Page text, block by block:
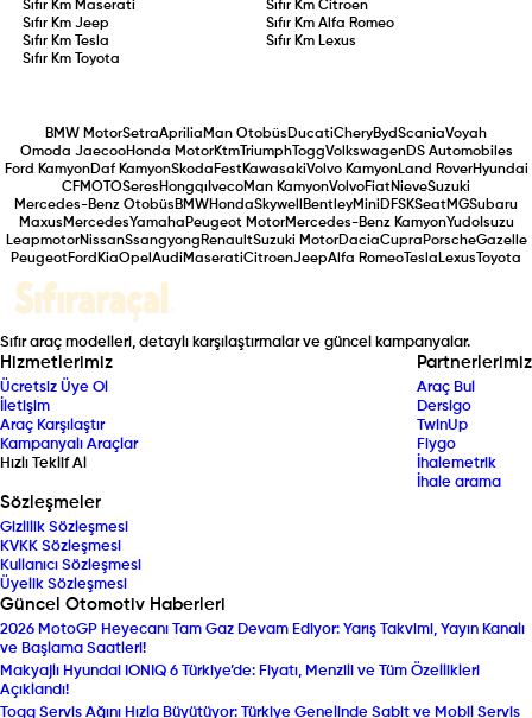
Sıfır Km Maserati Sıfır Km Citroen
Sıfır KmJeep Sıfır Km Alfa Romeo
Sıfır Km
Tesla Sıfır Km Lexus
Sıfır Km
Toyota
BMW MotorSetraAprilia Man Otobüs DucatiCheryBydScaniaVoyah
Omoda JaecooHonda MotorKtmTriumphToggVolkswagenDS Automobiles
Ford KamyonDaf KamyonSkoda FestKawasakiVolvo KamyonLand RoverHyundai
CFMOTOSeres Hongqı IvecoMan KamyonVolvoFiatNieveSuzuki
Mercedes-Benz Otobüs BMWHondaSkywell BentleyMini DFSKSeatMGSubaru
Maxus MercedesYamaha Peugeot MotorMercedes-Benz KamyonYudoIsuzu
LeapmotorNissanSsangyong RenaultSuzuki MotorDaciaCupra PorscheGazelle
PeugeotFord KiaOpel Audi MaseratiCitroenJeepAlfa Romeo Tesla Lexus Toyota
Sıfır araç modelleri, detaylı karşılaştırmalar ve güncel kampanyalar.
Hizmetlerimiz
Ücretsiz Üye Ol
İletişim
Araç Karşılaştır
Kampanyalı Araçlar
Hızlı Teklif Al
Partnerlerimiz
Araç Bul
Dersigo
TwinUp
Fiygo
İhalemetrik
İhale arama
Sözleşmeler
Gizlilik Sözleşmesi
KVKK Sözleşmesi
Kullanıcı Sözleşmesi
Üyelik Sözleşmesi
Güncel Otomotiv Haberleri
2026 MotoGP Heyecanı Tam Gaz Devam Ediyor: Yarış Takvimi, Yayın Kanalı
ve Başlama Saatleri!
Makyajlı Hyundai IONIQ 6 Türkiye’de: Fiyatı, Menzili ve Tüm Özellikleri
Açıklandı!
Togg Servis Ağını Hızla Büyütüyor: Türkiye Genelinde Sabit ve Mobil Servis